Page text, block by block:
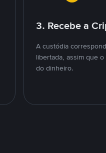
3. Recebe a
A custódia
libertada, assim que
do dinheiro.